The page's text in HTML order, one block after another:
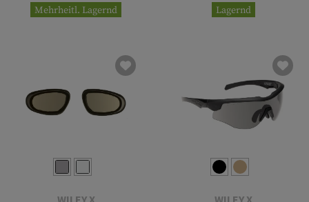
Mehrheitl. Lagernd Lagernd